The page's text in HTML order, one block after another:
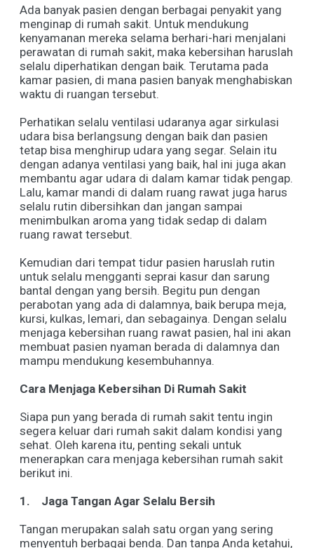
Ada banyak pasien dengan berbagai penyakit yang
menginap di rumah sakit. Untuk mendukung
kenyamanan mereka selama berhari-hari menjalani
perawatan di rumah sakit, maka kebersihan haruslah
selalu diperhatikan dengan baik. Terutama pada
kamar pasien, di mana pasien banyak menghabiskan
waktu di ruangan tersebut.
Perhatikan selalu ventilasi udaranya agar sirkulasi
udara bisa berlangsung dengan baik dan pasien
tetap bisa menghirup udara yang segar. Selain itu
dengan adanya ventilasi yang baik, hal ini juga akan
membantu agar udara di dalam kamar tidak pengap.
Lalu, kamar mandi di dalam ruang rawat juga harus
selalu rutin dibersihkan dan jangan sampai
menimbulkan aroma yang tidak sedap di dalam
ruang rawat tersebut.
Kemudian dari tempat tidur pasien haruslah rutin
untuk selalu mengganti seprai kasur dan sarung
bantal dengan yang bersih. Begitu pun dengan
perabotan yang ada di dalamnya, baik berupa meja,
kursi, kulkas, lemari, dan sebagainya. Dengan selalu
menjaga kebersihan ruang rawat pasien, hal ini akan
membuat pasien nyaman berada di dalamnya dan
mampu mendukung kesembuhannya.
Cara Menjaga Kebersihan Di Rumah Sakit
Siapa pun yang berada di rumah sakit tentu ingin
segera keluar dari rumah sakit dalam kondisi yang
sehat. Oleh karena itu, penting sekali untuk
menerapkan cara menjaga kebersihan rumah sakit
berikut ini.
1.
Jaga Tangan Agar Selalu Bersih
Tangan merupakan salah satu organ yang sering
menyentuh berbagai benda. Dan tanpa Anda ketahui,